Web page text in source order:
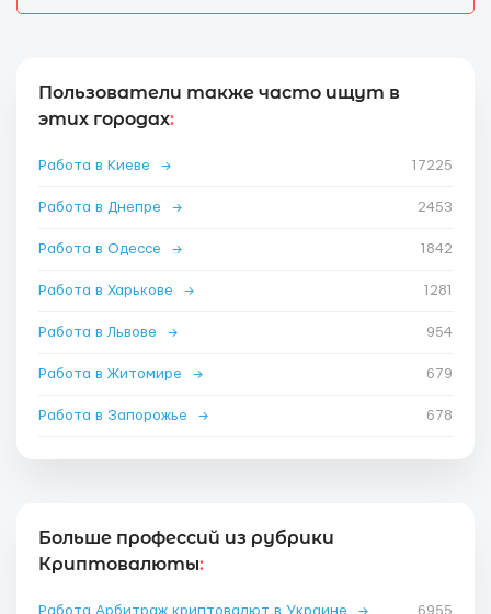
Пользователи также часто ищут в
этих городах:
Работа в Киеве → 17225
Работа в Днепре → 2453
Работа в Одессе → 1842
Работа в Харькове → 1281
Работа в Львове → 954
Работа в Житомире → 679
Работа в Запорожье → 678
Больше профессий из рубрики
Криптовалюты:
Работа Арбитраж криптовалют в Украине → 6955